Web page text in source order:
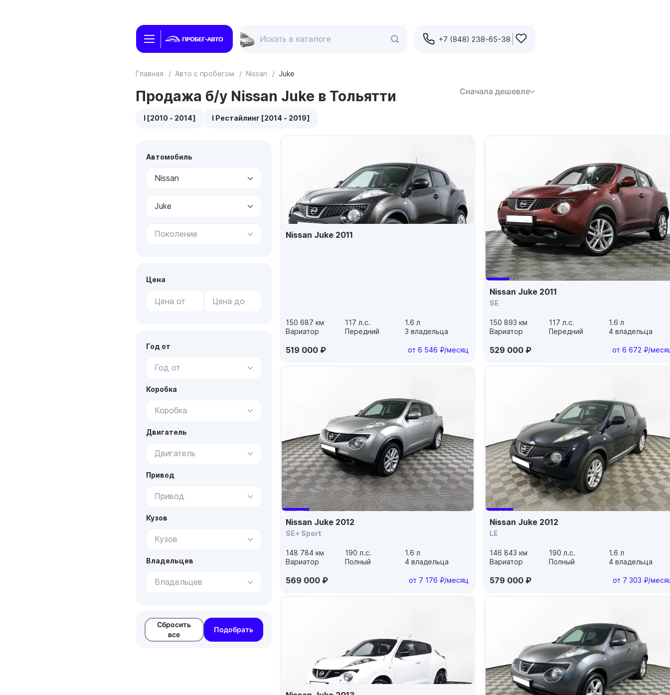
+7 (848) 238-65-38
Главная / Авто с пробегом / Nissan / Juke
Продажа б/у Nissan Juke в Тольятти Сначала дешевле
I [2010 - 2014] I Рестайлинг [2014 - 2019]
Автомобиль
Nissan
Juke
Поколение
Цена
Год от
Год от
Коробка
Коробка
Двигатель
Двигатель
Привод
Привод
Кузов
Кузов
Владельцев
Владельцев
Сбросить
все
Подобрать
Nissan Juke 2011
150 687 км 117 л.с.
1.6 л
Вариатор
Передний 3 владельца
519 000 ₽ от 6 546 ₽/месяц
Nissan Juke 2011
SE
150 893 км 117 л.с.
1.6 л
Вариатор
Передний 4 владельца
529 000 ₽ от 6 672 ₽/
Nissan Juke 2012
SE+ Sport
148 784 км 190 л.с.
1.6 л
Вариатор
Полный 4 владельца
569 000 ₽ от 7 176 ₽/месяц
Nissan Juke 2012
LE
146 843 км 190 л.с.
1.6 л
Вариатор
Полный 4 владельца
579 000 ₽ от 7 303 ₽/